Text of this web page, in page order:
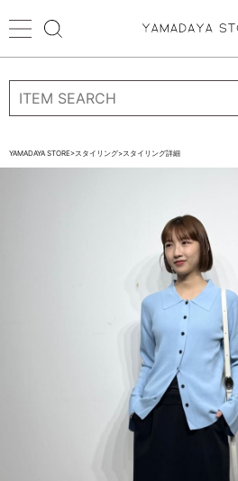
ログイン
STORE BRAND・LABELから探す
YAMADAYA STORE>スタイリング>スタイリング詳細